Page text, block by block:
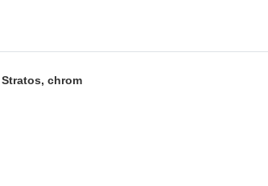
chrom